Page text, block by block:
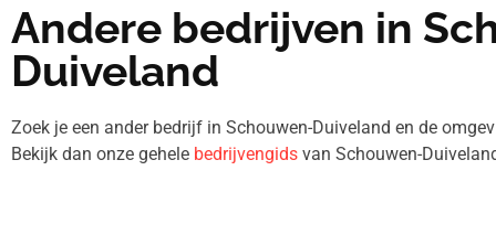
Andere bedrijven in
Duiveland
Zoek je een ander bedrijf in Schouwen-Duiveland en de
Bekijk dan onze gehele bedrijvengids van Schouwen-